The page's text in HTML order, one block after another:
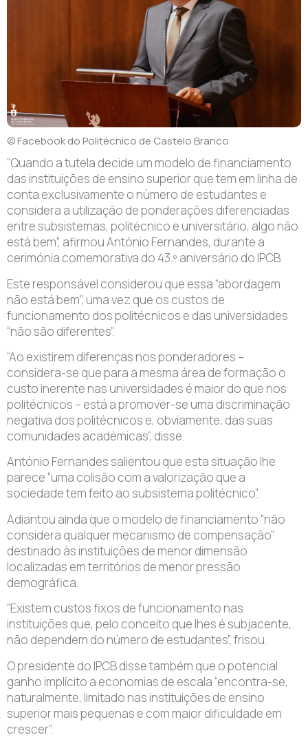
© Facebook do Politécnico de Castelo Branco
“Quando a tutela decide um modelo de financiamento
das instituições de ensino superior que tem em linha de
conta exclusivamente o número de estudantes e
considera a utilização de ponderações diferenciadas
entre subsistemas, politécnico e universitário, algo não
está bem”, afirmou António Fernandes, durante a
cerimónia comemorativa do 43.º aniversário do IPCB.
Este responsável considerou que essa “abordagem
não está bem”, uma vez que os custos de
funcionamento dos politécnicos e das universidades
“não são diferentes”.
“Ao existirem diferenças nos ponderadores –
considera-se que para a mesma área de formação o
custo inerente nas universidades é maior do que nos
politécnicos – está a promover-se uma discriminação
negativa dos politécnicos e, obviamente, das suas
comunidades académicas”, disse.
António Fernandes salientou que esta situação lhe
parece “uma colisão com a valorização que a
sociedade tem feito ao subsistema politécnico”.
Adiantou ainda que o modelo de financiamento “não
considera qualquer mecanismo de compensação”
destinado às instituições de menor dimensão
localizadas em territórios de menor pressão
demográfica.
“Existem custos fixos de funcionamento nas
instituições que, pelo conceito que lhes é subjacente,
não dependem do número de estudantes”, frisou.
O presidente do IPCB disse também que o potencial
ganho implícito a economias de escala “encontra-se,
naturalmente, limitado nas instituições de ensino
superior mais pequenas e com maior dificuldade em
crescer”.